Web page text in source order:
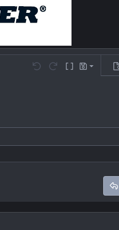
Undo Redo Toggle BB code
Borradores
Guardar borrador